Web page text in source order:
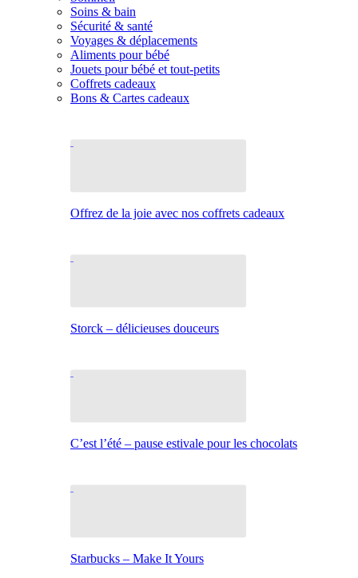
Soins & bain
Sécurité & santé
Voyages & déplacements
Aliments pour bébé
Jouets pour bébé et tout-petits
Coffrets cadeaux
Bons & Cartes cadeaux
Offrez de la joie avec nos coffrets cadeaux
Storck – délicieuses douceurs
C’est l’été – pause estivale pour les chocolats
Starbucks – Make It Yours